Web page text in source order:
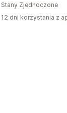
Stany Zjednoczone
12 dni korzystania z